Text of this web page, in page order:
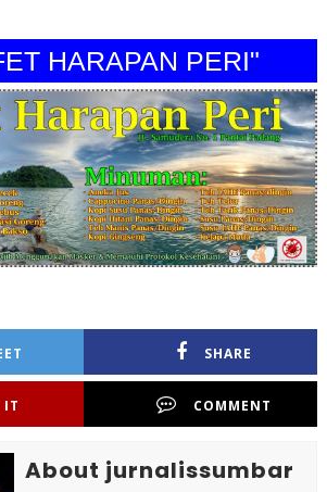
HARAPAN PERI"
SHARE
IT COMMENT
About jurnalissumbar